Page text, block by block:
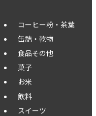
コーヒー粉・茶葉
缶詰・乾物
食品その他
菓子
お米
飲料
スイーツ